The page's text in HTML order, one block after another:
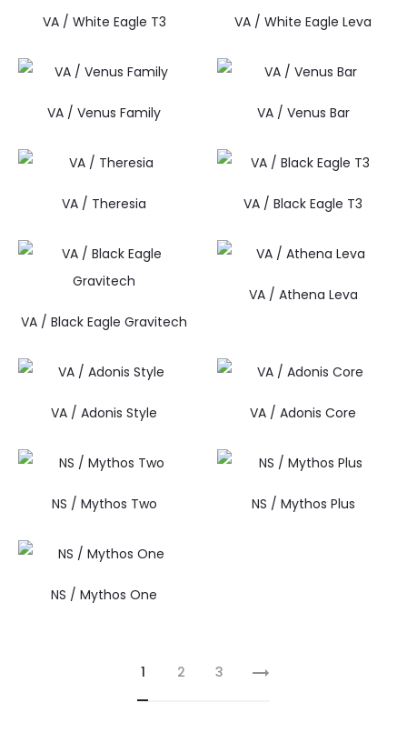
VA / White Eagle T3 VA / White Eagle Leva
VA / Venus Family VA / Venus Bar
VA / Theresia VA / Black Eagle T3
VA / Black Eagle Gravitech
VA / Athena Leva
VA / Adonis Style VA / Adonis Core
NS / Mythos Two NS / Mythos Plus
NS / Mythos One
1 2 3